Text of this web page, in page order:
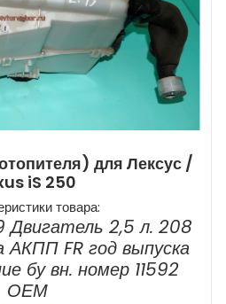
для Лексус /
iS 250
товара:
Двигатель 2,5 л. 208
АКПП FR год выпуска
бу вн. номер 11592
ОЕМ